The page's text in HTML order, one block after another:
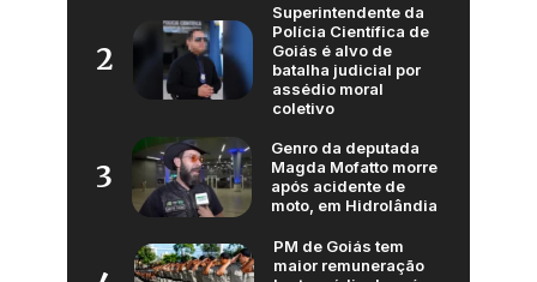
2
Superintendente da
Polícia Científica de
Goiás é alvo de
batalha judicial por
assédio moral
coletivo
3
Genro da deputada
Magda Mofatto morre
após acidente de
moto, em Hidrolândia
PM de Goiás tem
maior remuneração